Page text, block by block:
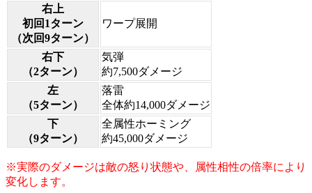
右上
初回1ターン
（次回9ターン）
ワープ展開
右下
（2ターン）
気弾
約7,500ダメージ
左
（5ターン）
落雷
全体約14,000ダメージ
下
（9ターン）
全属性ホーミング
約45,000ダメージ
※実際のダメージは敵の怒り状態や、属性相性の倍率により
変化します。